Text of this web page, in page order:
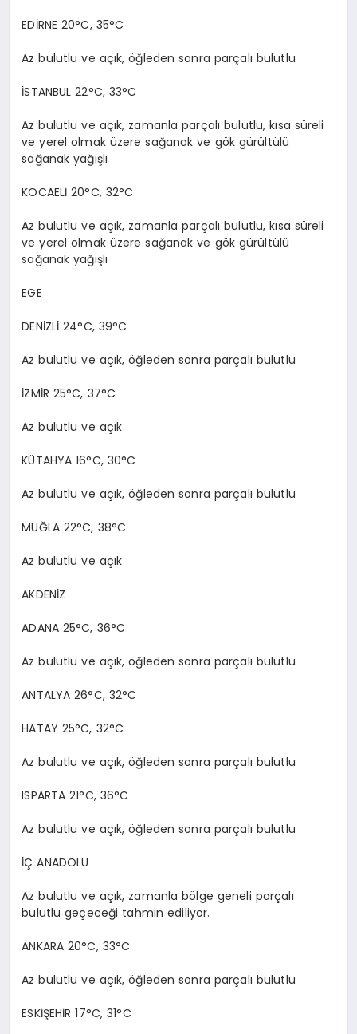
EDİRNE 20°C, 35°C
Az bulutlu ve açık, öğleden sonra parçalı bulutlu
İSTANBUL 22°C, 33°C
Az bulutlu ve açık, zamanla parçalı bulutlu, kısa süreli
ve yerel olmak üzere sağanak ve gök gürültülü
sağanak yağışlı
KOCAELİ 20°C, 32°C
Az bulutlu ve açık, zamanla parçalı bulutlu, kısa süreli
ve yerel olmak üzere sağanak ve gök gürültülü
sağanak yağışlı
EGE
DENİZLİ 24°C, 39°C
Az bulutlu ve açık, öğleden sonra parçalı bulutlu
İZMİR 25°C, 37°C
Az bulutlu ve açık
KÜTAHYA 16°C, 30°C
Az bulutlu ve açık, öğleden sonra parçalı bulutlu
MUĞLA 22°C, 38°C
Az bulutlu ve açık
AKDENİZ
ADANA 25°C, 36°C
Az bulutlu ve açık, öğleden sonra parçalı bulutlu
ANTALYA 26°C, 32°C
HATAY 25°C, 32°C
Az bulutlu ve açık, öğleden sonra parçalı bulutlu
ISPARTA 21°C, 36°C
Az bulutlu ve açık, öğleden sonra parçalı bulutlu
İÇ ANADOLU
Az bulutlu ve açık, zamanla bölge geneli parçalı
bulutlu geçeceği tahmin ediliyor.
ANKARA 20°C, 33°C
Az bulutlu ve açık, öğleden sonra parçalı bulutlu
ESKİŞEHİR 17°C, 31°C